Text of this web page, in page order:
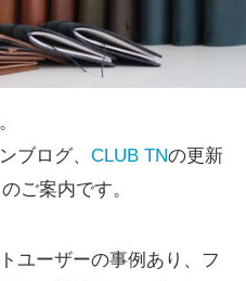
ブログ、 CLUB TNの更新
ご案内です。
ユーザーの事例あり、フ